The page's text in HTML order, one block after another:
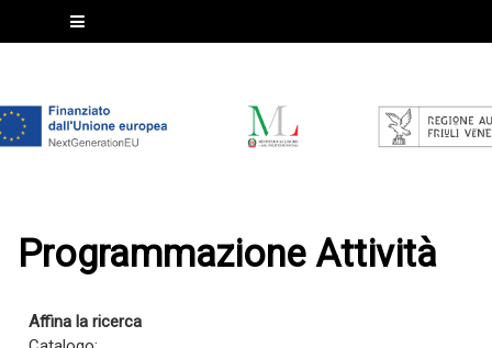
Programmazione Attività
Affina la ricerca